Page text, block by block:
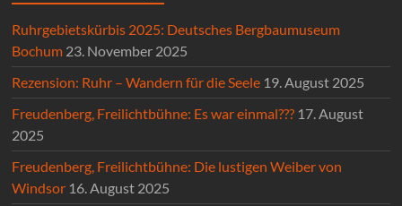
Ruhrgebietskürbis 2025: Deutsches Bergbaumuseum
Bochum 23. November 2025
Rezension: Ruhr – Wandern für die Seele 19. August 2025
Freudenberg, Freilichtbühne: Es war einmal??? 17. August
2025
Freudenberg, Freilichtbühne: Die lustigen Weiber von
Windsor 16. August 2025